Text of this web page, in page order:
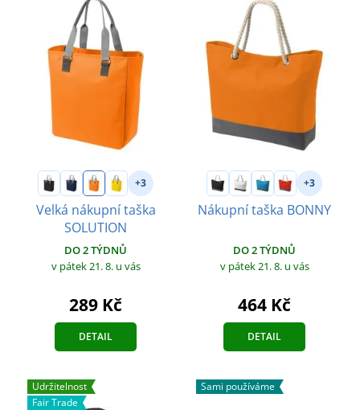
+3
Velká nákupní taška
SOLUTION
DO 2 TÝDNŮ
v pátek 21. 8. u vás
289 Kč
DETAIL
+3
Nákupní taška BONNY
DO 2 TÝDNŮ
v pátek 21. 8. u vás
464 Kč
DETAIL
Udržitelnost
Fair Trade
Sami používáme